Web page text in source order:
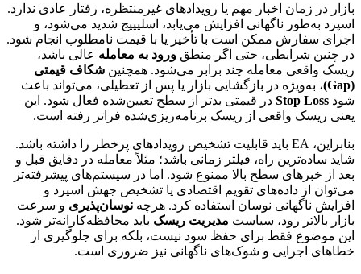
بازار در زمان اخبار مهم یا رویدادهای غیرمنتظره، رفتار عادی ندارد.
اسپرد به‌طور ناگهانی افزایش می‌یابد، اسلیپیج شدید می‌شود، و
اجرای سفارش ممکن است با تأخیر یا با قیمت نامطلوب انجام شود.
در چنین شرایطی، حتی اگر منطق ورود به معامله عالی باشد،
ریسک واقعی معامله چند برابر می‌شود. همچنین شکاف قیمتی
(Gap)
، به‌ویژه در بازگشایی بازار یا پس از تعطیلی، می‌تواند باعث
شود Stop Loss در قیمتی بدتر از سطح تعیین‌شده فعال شود. این
یعنی ریسک واقعی از ریسک برنامه‌ریزی‌شده فراتر رفته است.
بنابراین، EA باید قابلیت تشخیص رویدادهای پرخطر را داشته باشد.
شاید ساده‌ترین راه، فیلتر زمانی باشد؛ مثلاً معامله در دقایق قبل و
بعد از خبرهای سطح بالا ممنوع شود. اما در سیستم‌های پیشرفته‌تر
می‌توان از داده‌های تقویم اقتصادی یا تشخیص جهش اسپرد و
افزایش ناگهانی نوسان استفاده کرد. هرچه نوسان‌پذیری و سرعت
بازار بالاتر رود، سیاست مدیریت ریسک باید محافظه‌کارانه‌تر شود.
این موضوع فقط برای حفظ سود نیست، بلکه برای جلوگیری از
خطاهای اجرایی و شوک‌های ناگهانی نیز ضروری است.